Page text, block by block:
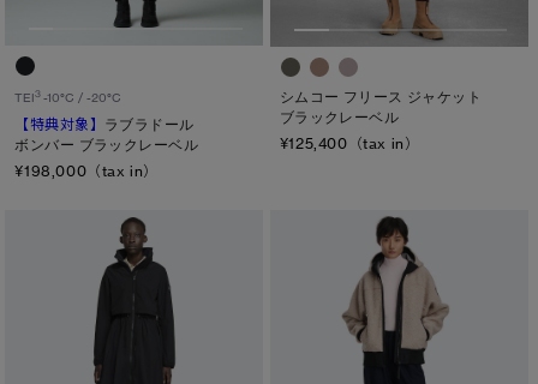
ふくらはぎ
TEI3 -10°C / -20°C
【特典対象】 ラブラドール
ボンバー ブラックレーベル
¥198,000（tax in）
シムコー フリース ジャケット
ブラックレーベル
¥125,400（tax in）